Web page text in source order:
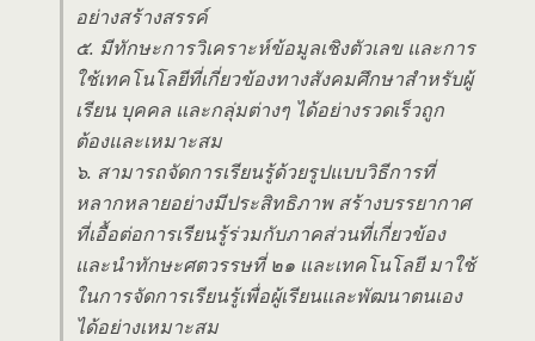
อย่างสร้างสรรค์
๕. มีทักษะการวิเคราะห์ข้อมูลเชิงตัวเลข และการ
ใช้เทคโนโลยีที่เกี่ยวข้องทางสังคมศึกษาสำหรับผู้
เรียน บุคคล และกลุ่มต่างๆ ได้อย่างรวดเร็วถูก
ต้องและเหมาะสม
๖. สามารถจัดการเรียนรู้ด้วยรูปแบบวิธีการที่
หลากหลายอย่างมีประสิทธิภาพ สร้างบรรยากาศ
ที่เอื้อต่อการเรียนรู้ร่วมกับภาคส่วนที่เกี่ยวข้อง
และนำทักษะศตวรรษที่ ๒๑ และเทคโนโลยี มาใช้
ในการจัดการเรียนรู้เพื่อผู้เรียนและพัฒนาตนเอง
ได้อย่างเหมาะสม